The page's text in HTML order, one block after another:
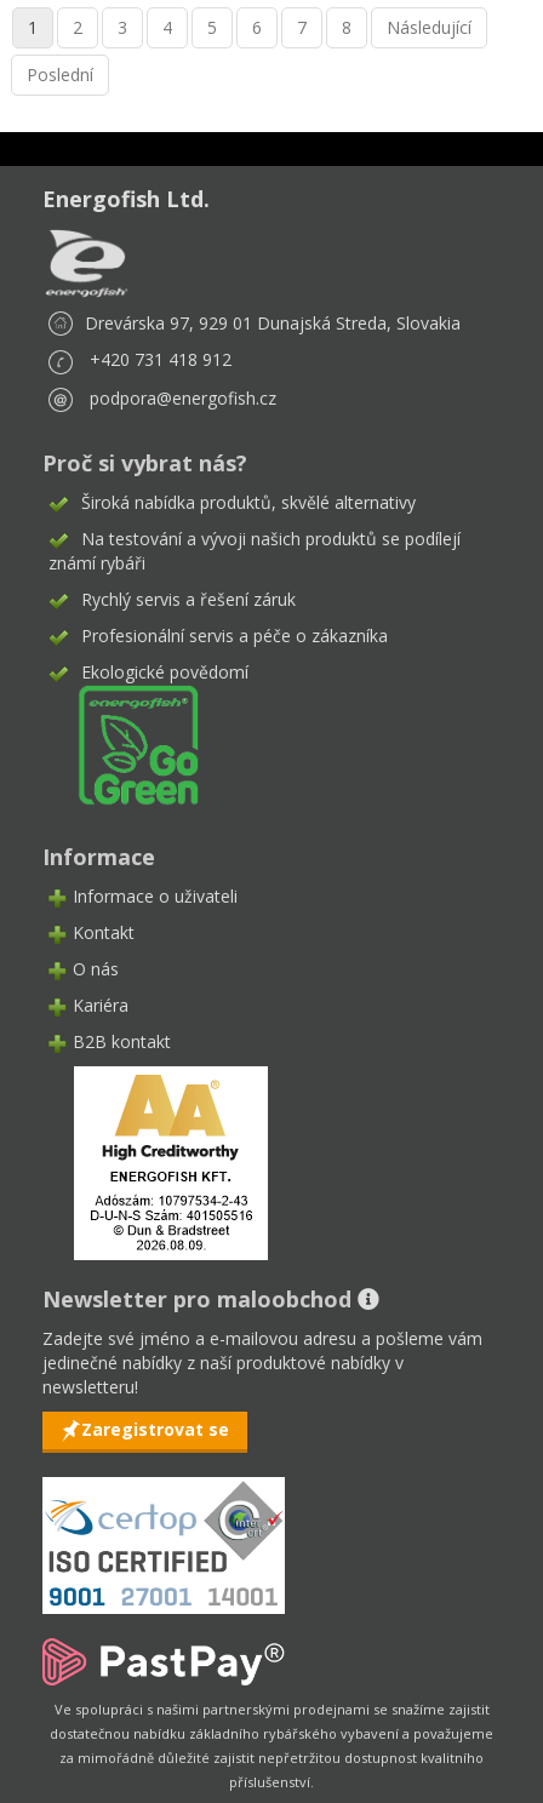
1 2 3 4 5 6 7 8 Následující
Poslední
Energofish Ltd.
Drevárska 97, 929 01 Dunajská Streda, Slovakia
+420 731 418 912
podpora@energofish.cz
Proč si vybrat nás?
Široká nabídka produktů, skvělé alternativy
Na testování a vývoji našich produktů se podílejí
známí rybáři
Rychlý servis a řešení záruk
Profesionální servis a péče o zákazníka
Ekologické povědomí
Informace
Informace o uživateli
Kontakt
O nás
Kariéra
B2B kontakt
Newsletter pro maloobchod
Zadejte své jméno a e-mailovou adresu a pošleme vám
jedinečné nabídky z naší produktové nabídky v
newsletteru!
Zaregistrovat se
Ve spolupráci s našimi partnerskými prodejnami se snažíme zajistit
dostatečnou nabídku základního rybářského vybavení a považujeme
za mimořádně důležité zajistit nepřetržitou dostupnost kvalitního
příslušenství.